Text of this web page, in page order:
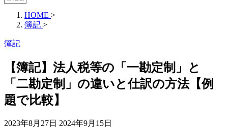
HOME >
簿記 >
簿記
【簿記】法人税等の「一勘定制」と
「二勘定制」の違いと仕訳の方法【例
題で比較】
2023年8月27日 2024年9月15日